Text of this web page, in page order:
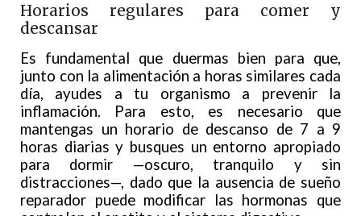
Horarios regulares para comer y
descansar
Es fundamental que duermas bien para que,
junto con la alimentación a horas similares cada
día, ayudes a tu organismo a prevenir la
inflamación. Para esto, es necesario que
mantengas un horario de descanso de 7 a 9
horas diarias y busques un entorno apropiado
para dormir —oscuro, tranquilo y sin
distracciones—, dado que la ausencia de sueño
reparador puede modificar las hormonas que